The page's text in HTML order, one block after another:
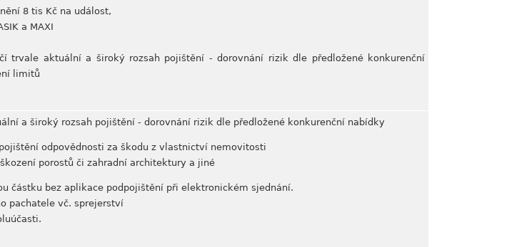
8 tis Kč na událost,
a MAXI
aktuální a široký rozsah pojištění - dorovnání rizik dle předložené konkurenční
limitů
a široký rozsah pojištění - dorovnání rizik dle předložené konkurenční nabídky
odpovědnosti za škodu z vlastnictví nemovitosti
porostů či zahradní architektury a jiné
částku bez aplikace podpojištění při elektronickém sjednání.
pachatele vč. sprejerství